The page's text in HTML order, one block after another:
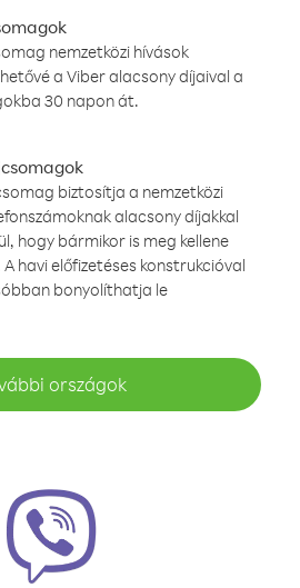
nemzetközi hívások
a Viber alacsony díjaival a
30 napon át.
biztosítja a nemzetközi
alacsony díjakkal
hogy bármikor is meg kellene
havi előfizetéses konstrukcióval
bonyolíthatja le
országok